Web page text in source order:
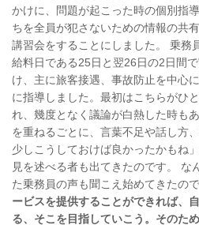
かけに、問題が起こった時の個別指
ちを全員が犯さないための情報の共
講習会をすることにしました。 乗務
給料日である25日と翌26日の2日間
け、主に旅客接遇、事故防止を中心
に指導しました。最初はこちらがひ
れ、幾度となく議論が白熱した時も
を重ねるごとに、言葉不足や話し方
少しこうしておけば良かったかもね
見を述べる者も出てきたのです。 な
た乗務員の声も聞こえ始めてきたので
ービスを提供することができれば、
る、そこを目指していこう。そのた